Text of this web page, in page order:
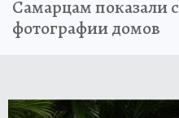
Самарцам показали
фотографии домов